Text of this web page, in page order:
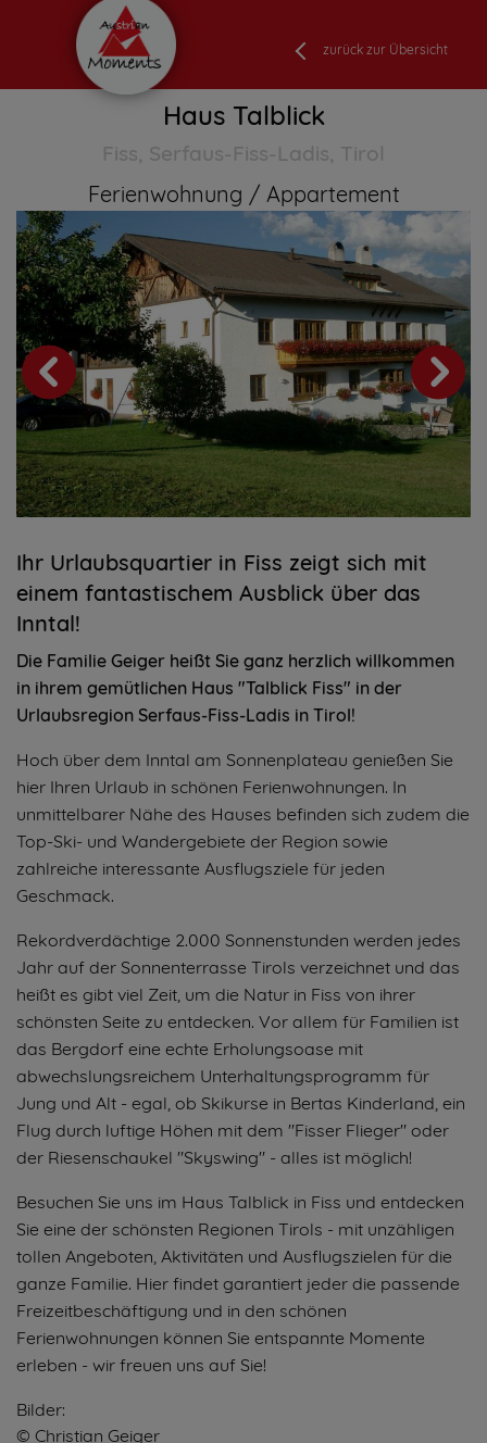
zurück zur Übersicht
Haus Talblick
Fiss, Serfaus-Fiss-Ladis, Tirol
Ferienwohnung Appartement
Ihr Urlaubsquartier in Fiss zeigt sich mit
einem fantastischem Ausblick über das
Inntal!
Die Familie Geiger heißt Sie ganz herzlich willkommen
in ihrem gemütlichen Haus "Talblick Fiss" in der
Urlaubsregion Serfaus-Fiss-Ladis in Tirol!
Hoch über dem Inntal am Sonnenplateau genießen Sie
hier Ihren Urlaub in schönen Ferienwohnungen. In
unmittelbarer Nähe des Hauses befinden sich zudem die
Top-Ski- und Wandergebiete der Region sowie
zahlreiche interessante Ausflugsziele für jeden
Geschmack.
Rekordverdächtige 2.000 Sonnenstunden werden jedes
Jahr auf der Sonnenterrasse Tirols verzeichnet und das
heißt es gibt viel Zeit, um die Natur in Fiss von ihrer
schönsten Seite zu entdecken. Vor allem für Familien ist
das Bergdorf eine echte Erholungsoase mit
abwechslungsreichem Unterhaltungsprogramm für
Jung und Alt - egal, ob Skikurse in Bertas Kinderland, ein
Flug durch luftige Höhen mit dem "Fisser Flieger" oder
der Riesenschaukel "Skyswing" - alles ist möglich!
Besuchen Sie uns im Haus Talblick in Fiss und entdecken
Sie eine der schönsten Regionen Tirols - mit unzähligen
tollen Angeboten, Aktivitäten und Ausflugszielen für die
ganze Familie. Hier findet garantiert jeder die passende
Freizeitbeschäftigung und in den schönen
Ferienwohnungen können Sie entspannte Momente
erleben - wir freuen uns auf Sie!
Bilder:
© Christian Geiger